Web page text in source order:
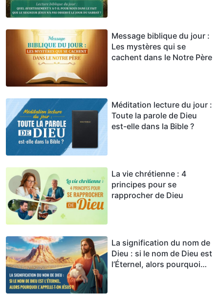
Message biblique du jour :
Les mystères qui se
cachent dans le Notre Père
Méditation lecture du jour :
Toute la parole de Dieu
est-elle dans la Bible ?
La vie chrétienne : 4
principes pour se
rapprocher de Dieu
La signification du nom de
Dieu : si le nom de Dieu est
l’Éternel, alors pourquoi